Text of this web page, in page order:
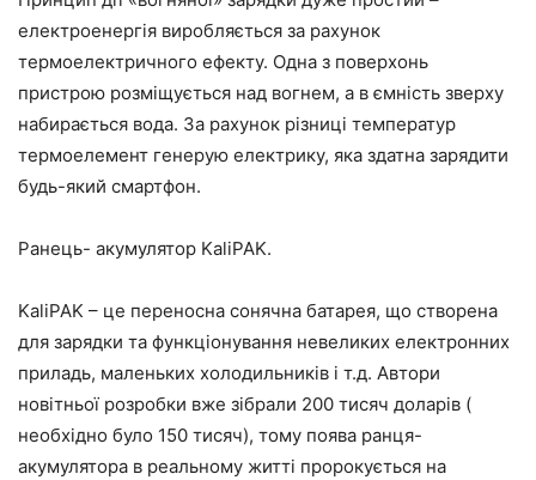
електроенергія виробляється за рахунок
термоелектричного ефекту. Одна з поверхонь
пристрою розміщується над вогнем, а в ємність зверху
набирається вода. За рахунок різниці температур
термоелемент генерую електрику, яка здатна зарядити
будь-який смартфон.
Ранець- акумулятор KaliPAK.
KaliPAK – це переносна сонячна батарея, що створена
для зарядки та функціонування невеликих електронних
приладь, маленьких холодильників і т.д. Автори
новітньої розробки вже зібрали 200 тисяч доларів (
необхідно було 150 тисяч), тому поява ранця-
акумулятора в реальному житті пророкується на